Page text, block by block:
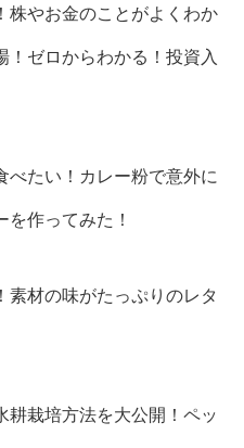
株やお金のことがよくわか
！ゼロからわかる！投資入
べたい！カレー粉で意外に
作ってみた！
素材の味がたっぷりのレタ
耕栽培方法を大公開！ペッ